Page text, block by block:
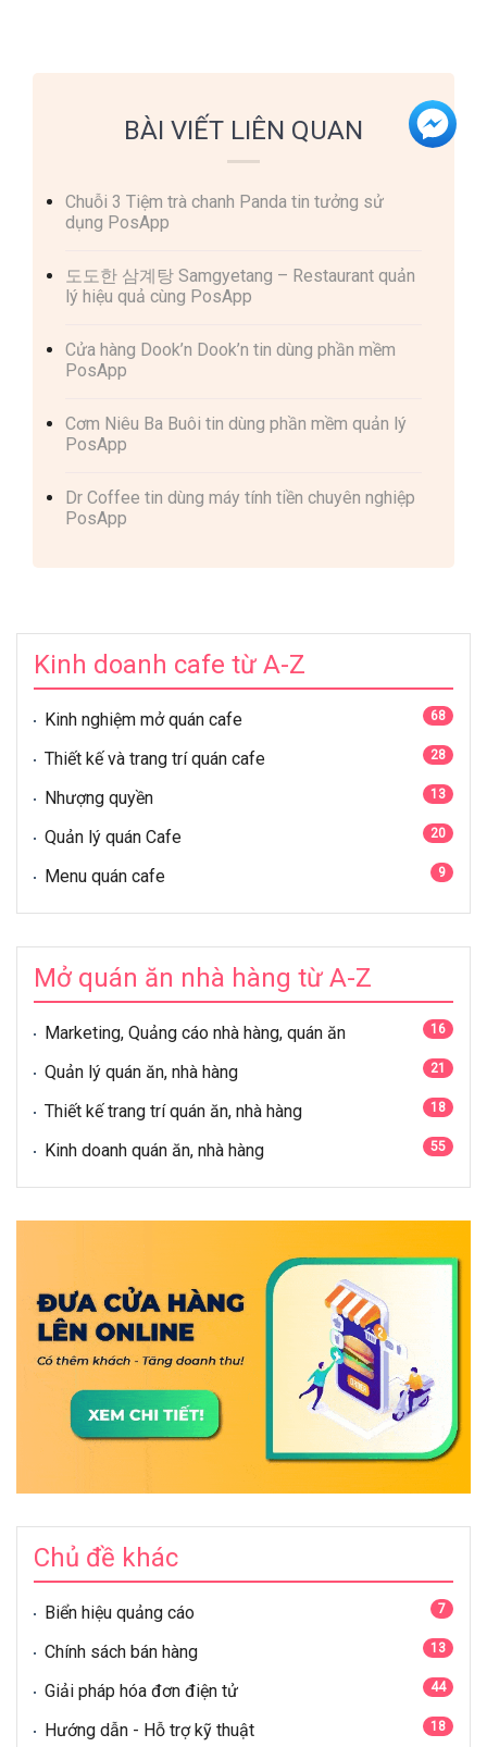
BÀI VIẾT LIÊN QUAN
Chuỗi 3 Tiệm trà chanh Panda tin tưởng sử
dụng PosApp
도도한 삼계탕 Samgyetang – Restaurant quản
lý hiệu quả cùng PosApp
Cửa hàng Dook’n Dook’n tin dùng phần mềm
PosApp
Cơm Niêu Ba Buôi tin dùng phần mềm quản lý
PosApp
Dr Coffee tin dùng máy tính tiền chuyên nghiệp
PosApp
Kinh doanh cafe từ A-Z
Kinh nghiệm mở quán cafe 68
Thiết kế và trang trí quán cafe 28
Nhượng quyền 13
Quản lý quán Cafe 20
Menu quán cafe 9
Mở quán ăn nhà hàng từ A-Z
Marketing, Quảng cáo nhà hàng, quán ăn 16
Quản lý quán ăn, nhà hàng 21
Thiết kế trang trí quán ăn, nhà hàng 18
Kinh doanh quán ăn, nhà hàng 55
Chủ đề khác
Biển hiệu quảng cáo 7
Chính sách bán hàng 13
Giải pháp hóa đơn điện tử 44
Hướng dẫn - Hỗ trợ kỹ thuật 18